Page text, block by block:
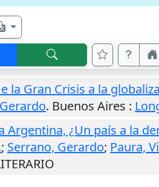
la Gran Crisis a la
. Buenos Aires :
Argentina, ¿Un país a la
; Serrano, Gerardo; Paura,